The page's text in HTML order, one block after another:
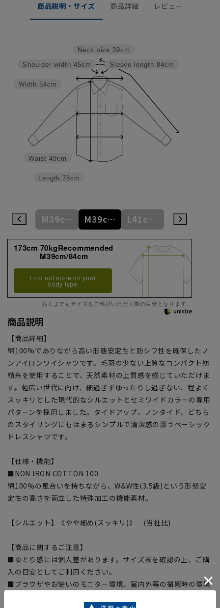
商品説明・サイズ 商品詳細 レビュー
Sleeve length 84cm
Neck size 39cm
Length 78cm
Waist 49cm
Width 54cm
Shoulder width 45cm
S37cm/82cm M39cm/80cm M39cm/84cm L41cm/82cm
173cm 70kgRecommended
M39cm/84cm
Find out more on your
body type
あくまでもサイズをご検討いただく際の目安となります。
商品説明
【商品詳細】
綿100%でありながら高い形態安定性と防シワ性を確保したノ
ンアイロンワイシャツです。毛羽の少ない上質なコンパクト紡
績糸を使用することで、天然素材の上質感を感じていただけま
す。幅広い世代に向け、細過ぎずゆったりし過ぎない、程よく
スッキリとした現代的なシルエットとセミワイドカラーの専用
パターンを採用しました。タイドアップ、ノンタイド、どちら
のスタイリングにもはまるシンプルで清潔感の漂うベーシック
ドレスシャツです。
【仕様・機能】
■NON IRON COTTON 100
綿100%の風合いを持ちながら、W&W性(3.5級)という形態安
定性の高さを両立した特殊加工の機能素材。
【シルエット】《やや細め(スッキリ)》 (当社比)
【商品に関するご注意】
■ゆとり感には個人差があります。サイズ表を確認の上、ご購
入の目安としてご利用ください。
■ブラウザやお使いのモニター環境、室内外等の撮影時の環境